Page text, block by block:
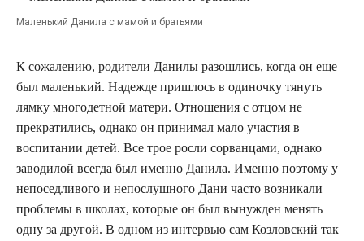
Маленький Данила с мамой и братьями
К сожалению, родители Данилы разошлись, когда он еще
был маленький. Надежде пришлось в одиночку тянуть
лямку многодетной матери. Отношения с отцом не
прекратились, однако он принимал мало участия в
воспитании детей. Все трое росли сорванцами, однако
заводилой всегда был именно Данила. Именно поэтому у
непоседливого и непослушного Дани часто возникали
проблемы в школах, которые он был вынужден менять
одну за другой. В одном из интервью сам Козловский так